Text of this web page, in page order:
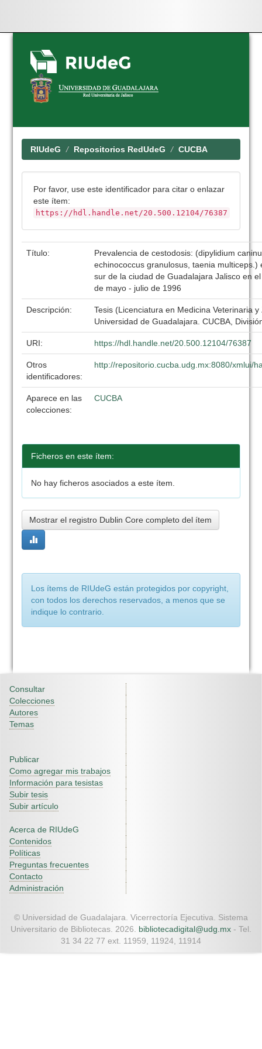
Skip
navigation
RIUdeG Repositorios RedUdeG CUCBA
Por favor, use este identificador para citar o enlazar
este ítem:
https://hdl.handle.net/20.500.12104/76387
Título:
Prevalencia de cestodosis: (dipylidium
echinococcus granulosus, taenia multiceps.)
sur de la ciudad de Guadalajara Jalisco en
de mayo - julio de 1996
Descripción:
Tesis (Licenciatura en Medicina Veterinaria
Universidad de Guadalajara. CUCBA,
URI: https://hdl.handle.net/20.500.12104/76387
Otros
identificadores:
http://repositorio.cucba.udg.mx:8080/xmlui/
Aparece en las
colecciones:
CUCBA
Ficheros en este ítem:
No hay ficheros asociados a este ítem.
Mostrar el registro Dublin Core completo del ítem
Los ítems de RIUdeG están protegidos por copyright,
con todos los derechos reservados, a menos que se
indique lo contrario.
Consultar
Colecciones
Autores
Temas
Publicar
Como agregar mis trabajos
Información para tesistas
Subir tesis
Subir artículo
Acerca de RIUdeG
Contenidos
Políticas
Preguntas frecuentes
Contacto
Administración
© Universidad de Guadalajara. Vicerrectoría Ejecutiva. Sistema
Universitario de Bibliotecas. 2026. bibliotecadigital@udg.mx - Tel.
31 34 22 77 ext. 11959, 11924, 11914